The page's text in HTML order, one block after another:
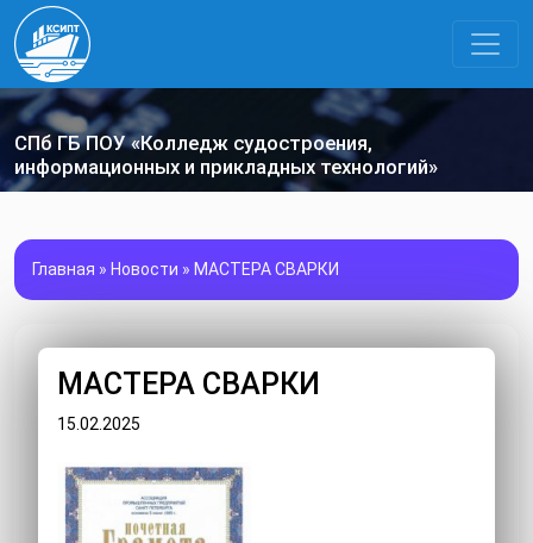
СПб ГБ ПОУ «Колледж судостроения,
информационных и прикладных технологий»
Главная » Новости » МАСТЕРА СВАРКИ
МАСТЕРА СВАРКИ
15.02.2025